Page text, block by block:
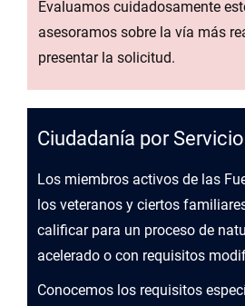
Evaluamos cuidadosamente
asesoramos sobre la vía más
presentar la solicitud.
Ciudadanía por
Los miembros activos de las
los veteranos y ciertos
calificar para un proceso de
acelerado o con requisitos
Conocemos los requisitos